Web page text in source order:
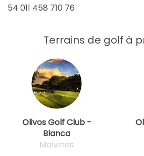
54 011 458 710 76
Terrains de golf à
Olivos Golf Club -
Blanca
Malvinas